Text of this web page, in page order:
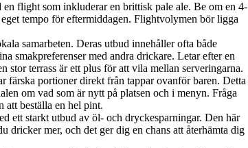
flight som inkluderar en brittisk pale ale. Be om en 4-
tempo för eftermiddagen. Flightvolymen bör ligga
samarbeten. Deras utbud innehåller ofta både
smakpreferenser med andra drickare. Letar efter en
stor terrass är ett plus för att vila mellan serveringarna.
färska portioner direkt från tappar ovanför baren. Detta
om vad som är nytt på platsen och i menyn. Fråga
att beställa en hel pint.
ett starkt utbud av öl- och dryckesparningar. Den här
dricker mer, och det ger dig en chans att återhämta dig